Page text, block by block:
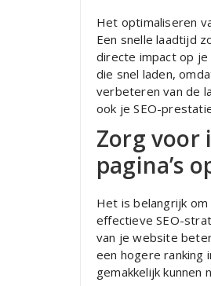
Het optimaliseren
Een snelle laadtijd
directe impact op je
die snel laden,
verbeteren van de
ook je SEO-
Zorg voor
pagina’s
Het is belangrijk
effectieve SEO-
van je website
een hogere
gemakkelijk